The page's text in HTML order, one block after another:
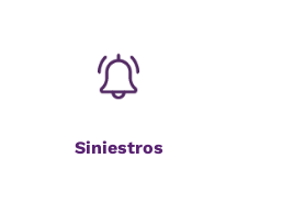
Siniestros